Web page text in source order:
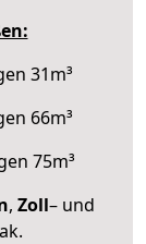
31m³
66m³
75m³
, Zoll– und